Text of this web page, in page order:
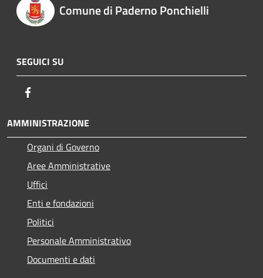
Comune di Paderno Ponchielli
SEGUICI SU
AMMINISTRAZIONE
Organi di Governo
Aree Amministrative
Uffici
Enti e fondazioni
Politici
Personale Amministrativo
Documenti e dati